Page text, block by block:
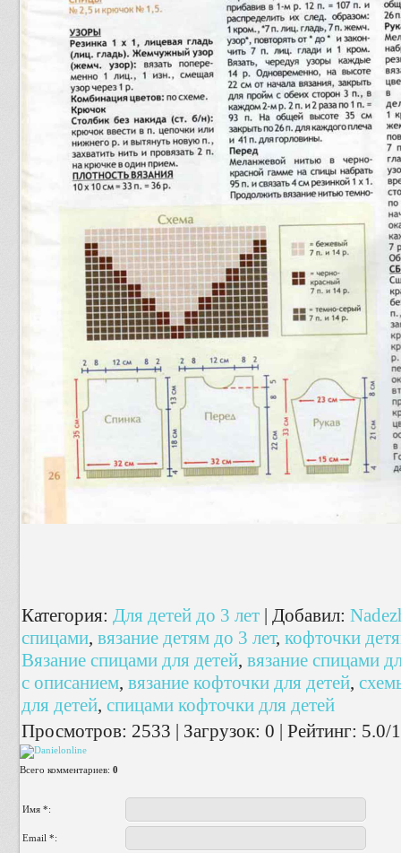
Категория: Для детей до 3 лет | Добавил:
спицами, вязание детям до 3 лет, кофточки
Вязание спицами для детей, вязание спицами
с описанием, вязание кофточки для детей,
для детей, спицами кофточки для детей
Просмотров: 2533 | Загрузок: 0 | Рейтинг: 5.0/1
Всего комментариев: 0
Имя *:
Email *: